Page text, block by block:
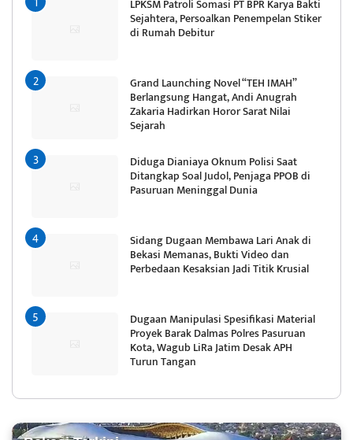
LPKSM Patroli Somasi PT BPR Karya Bakti
Sejahtera, Persoalkan Penempelan Stiker
di Rumah Debitur
Grand Launching Novel “TEH IMAH”
Berlangsung Hangat, Andi Anugrah
Zakaria Hadirkan Horor Sarat Nilai
Sejarah
Diduga Dianiaya Oknum Polisi Saat
Ditangkap Soal Judol, Penjaga PPOB di
Pasuruan Meninggal Dunia
Sidang Dugaan Membawa Lari Anak di
Bekasi Memanas, Bukti Video dan
Perbedaan Kesaksian Jadi Titik Krusial
Dugaan Manipulasi Spesifikasi Material
Proyek Barak Dalmas Polres Pasuruan
Kota, Wagub LiRa Jatim Desak APH
Turun Tangan